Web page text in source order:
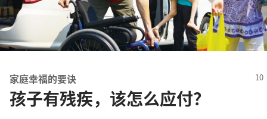
家庭幸福的要诀
孩子有残疾，该怎么应付？